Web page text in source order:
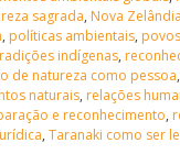
sagrada, Nova Zelândia
, políticas ambientais,
indígenas,
de natureza como pessoa,
naturais, relações
e reconhecimento,
, Taranaki como ser